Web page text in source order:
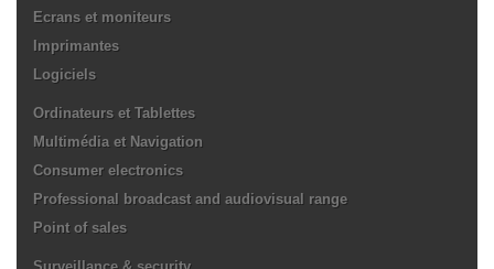
Ecrans et moniteurs
Imprimantes
Logiciels
Ordinateurs et Tablettes
Multimédia et Navigation
Consumer electronics
Professional broadcast and audiovisual range
Point of sales